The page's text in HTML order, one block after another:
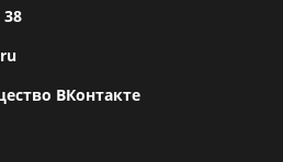
38
ВКонтакте